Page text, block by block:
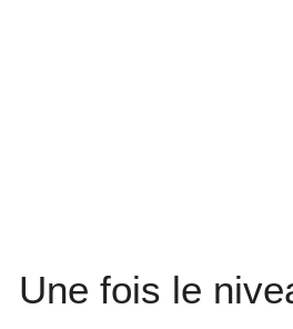
Une fois le